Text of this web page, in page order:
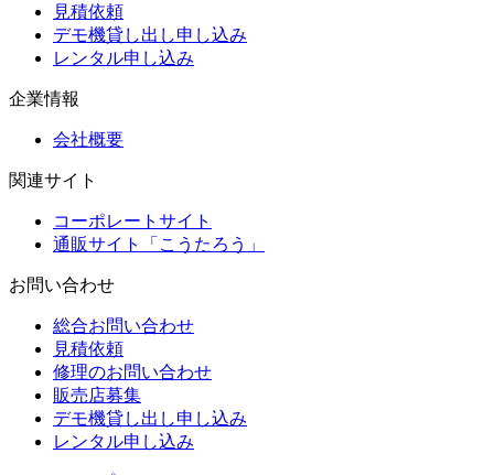
見積依頼
デモ機貸し出し申し込み
レンタル申し込み
企業情報
会社概要
関連サイト
コーポレートサイト
通販サイト「こうたろう」
お問い合わせ
総合お問い合わせ
見積依頼
修理のお問い合わせ
販売店募集
デモ機貸し出し申し込み
レンタル申し込み